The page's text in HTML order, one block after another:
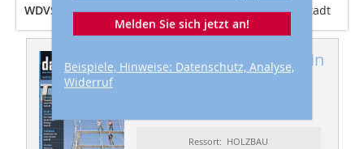
WDVS-ZuliefererInthermo GmbH, 64372 Ober-Ramstadt
Dieser Artikel erschien in
Ressort: HOLZBAU
Melden Sie sich jetzt an!
Beispiele, Hinweise: Datenschutz, Analyse,
Widerruf